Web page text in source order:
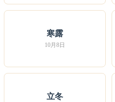
寒露
10月8日
立冬